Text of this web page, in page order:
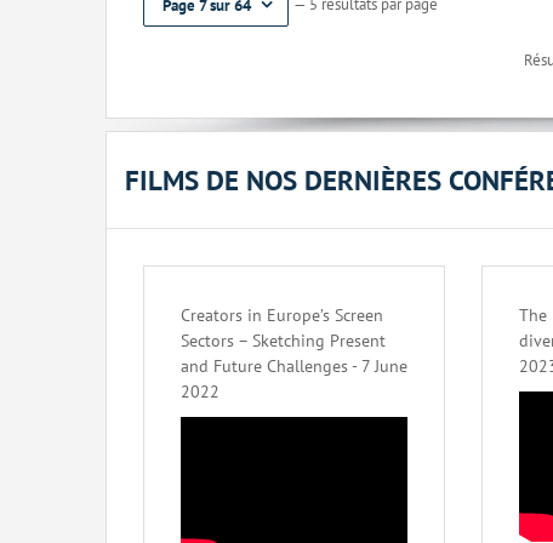
Page 7 sur 64 — 5 résultats par page
FILMS DE NOS DERNIÈRES
Creators in Europe’s Screen
Sectors – Sketching Present
and Future Challenges - 7 June
2022
The